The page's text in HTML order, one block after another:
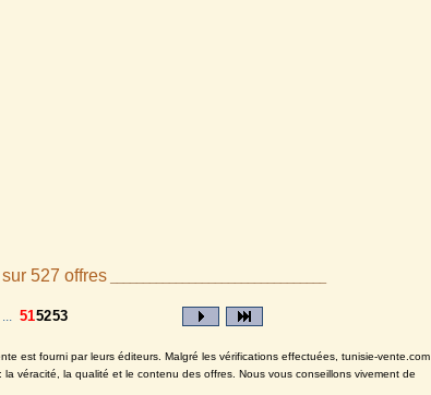
527 offres_________________________________
... 515253
est fourni par leurs éditeurs. Malgré les vérifications effectuées, tunisie-vente.com
véracité, la qualité et le contenu des offres. Nous vous conseillons vivement de